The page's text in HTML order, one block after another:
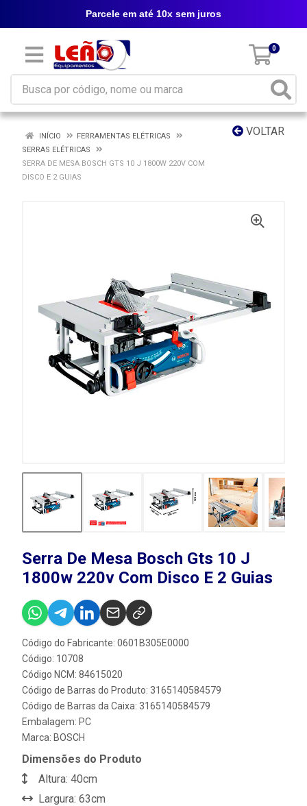
0
Parcele em até 10x sem juros
VOLTAR
INÍCIO
FERRAMENTAS ELÉTRICAS
SERRAS ELÉTRICAS
SERRA DE MESA BOSCH GTS 10 J 1800W 220V COM
DISCO E 2 GUIAS
Serra De Mesa Bosch Gts 10 J
1800w 220v Com Disco E 2 Guias
Código do Fabricante: 0601B305E0000
Código: 10708
Código NCM: 84615020
Código de Barras do Produto: 3165140584579
Código de Barras da Caixa: 3165140584579
Embalagem: PC
Marca: BOSCH
Dimensões do Produto
Altura: 40cm
Largura: 63cm